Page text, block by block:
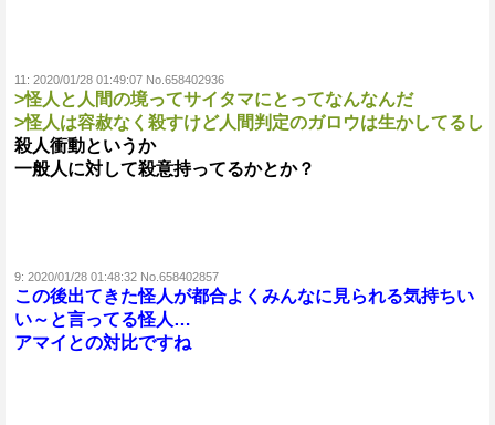
11: 2020/01/28 01:49:07 No.658402936
>怪人と人間の境ってサイタマにとってなんなんだ
>怪人は容赦なく殺すけど人間判定のガロウは生かしてるし
殺人衝動というか
一般人に対して殺意持ってるかとか？
9: 2020/01/28 01:48:32 No.658402857
この後出てきた怪人が都合よくみんなに見られる気持ちい
い～と言ってる怪人…
アマイとの対比ですね